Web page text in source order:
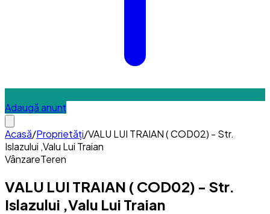
Adaugă anunț
Acasă/Proprietăți/VALU LUI TRAIAN ( COD02) - Str.
Islazului ,Valu Lui Traian
VânzareTeren
VALU LUI TRAIAN ( COD02) - Str.
Islazului ,Valu Lui Traian